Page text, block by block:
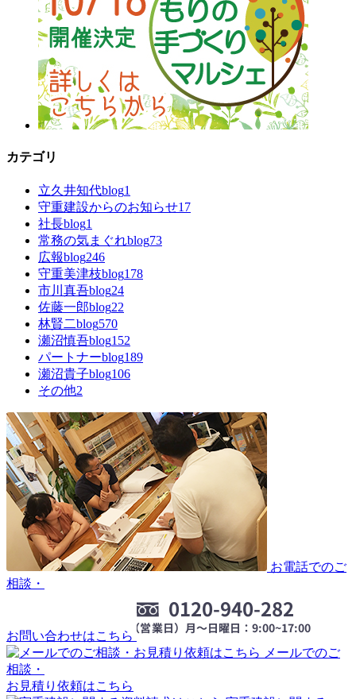
カテゴリ
立久井知代blog1
守重建設からのお知らせ17
社長blog1
常務の気まぐれblog73
広報blog246
守重美津枝blog178
市川真吾blog24
佐藤一郎blog22
林賢二blog570
瀬沼慎吾blog152
パートナーblog189
瀬沼貴子blog106
その他2
お電話でのご
相談・
お問い合わせはこちら
メールでのご
相談・
お見積り依頼はこちら